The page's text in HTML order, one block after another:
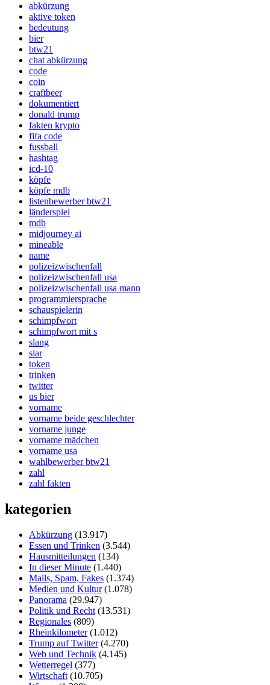
abkürzung
aktive token
bedeutung
bier
btw21
chat abkürzung
code
coin
craftbeer
dokumentiert
donald trump
fakten krypto
fifa code
fussball
hashtag
icd-10
köpfe
köpfe mdb
listenbewerber btw21
länderspiel
mdb
midjourney ai
mineable
name
polizeizwischenfall
polizeizwischenfall usa
polizeizwischenfall usa mann
programmiersprache
schauspielerin
schimpfwort
schimpfwort mit s
slang
slar
token
trinken
twitter
us bier
vorname
vorname beide geschlechter
vorname junge
vorname mädchen
vorname usa
wahlbewerber btw21
zahl
zahl fakten
kategorien
Abkürzung (13.917)
Essen und Trinken (3.544)
Hausmitteilungen (134)
In dieser Minute (1.440)
Mails, Spam, Fakes (1.374)
Medien und Kultur(1.078)
Panorama (29.947)
Politik und Recht (13.531)
Regionales (809)
Rheinkilometer(1.012)
Trump auf Twitter(4.270)
Web und Technik (4.145)
Wetterregel (377)
Wirtschaft (10.705)